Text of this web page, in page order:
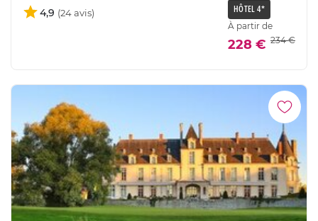
4,9 HÔTEL 4*
À partir de
228 € 234 €